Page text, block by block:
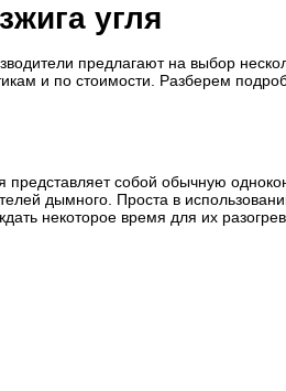
угля
предлагают на выбор
и по стоимости. Разберем
представляет собой обычную
дымного. Проста в
некоторое время для их